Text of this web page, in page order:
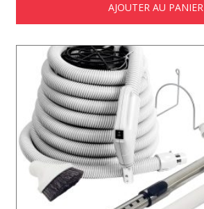
AJOUTER AU PANIER